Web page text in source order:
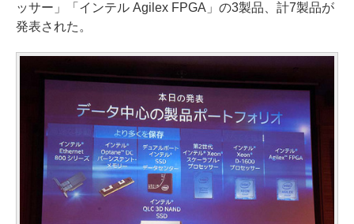
ッサー」「インテル Agilex FPGA」の3製品、計7製品が
発表された。